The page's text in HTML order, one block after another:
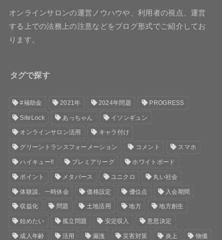
オンラインサロンの運営ノウハウや、利用者の視点、運営
する上での法務上の注意などをブログ形式でご紹介してお
ります。
タグで探す
#補助金 2021年 2024年問題 PROGRESS
SiteLock あっちゃん イソンギュン
オンラインサロン活用 キャラ付け
グリーントランスフォーメーション コメント スマホ
ハイキュー!! プレミアリーグ ホワイトボード
ポイント メタバース ユニクロ 丸い社会
体験談、一時休会 価格設定 優位点 入会期間
収益化 問題 土地活用 地方 地方創生
始めたい 孤立問題 安定収入 意思決定
成人年齢 活用 漏洩 災害対策 炎上 物価